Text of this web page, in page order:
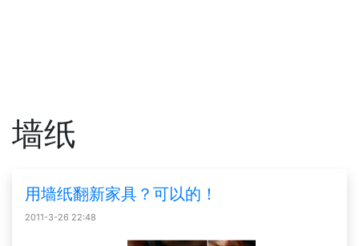
墙纸
用墙纸翻新家具？可以的！
2011-3-26 22:48